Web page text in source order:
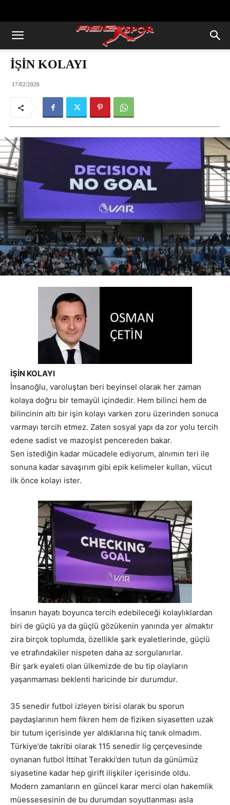
İŞİN KOLAYI
17/02/2020
İŞİN KOLAYI
İnsanoğlu, varoluştan beri beyinsel olarak her zaman
kolaya doğru bir temayül içindedir. Hem bilinci hem de
bilincinin altı bir işin kolayı varken zoru üzerinden sonuca
varmayı tercih etmez. Zaten sosyal yapı da zor yolu tercih
edene sadist ve mazoşist pencereden bakar.
Sen istediğin kadar mücadele ediyorum, alnımın teri ile
sonuna kadar savaşırım gibi epik kelimeler kullan, vücut
ilk önce kolayı ister.
İnsanın hayatı boyunca tercih edebileceği kolaylıklardan
biri de güçlü ya da güçlü gözükenin yanında yer almaktır
zira birçok toplumda, özellikle şark eyaletlerinde, güçlü
ve etrafındakiler nispeten daha az sorgulanırlar.
Bir şark eyaleti olan ülkemizde de bu tip olayların
yaşanmaması beklenti haricinde bir durumdur.
35 senedir futbol izleyen birisi olarak bu sporun
paydaşlarının hem fikren hem de fiziken siyasetten uzak
bir tutum içerisinde yer aldıklarına hiç tanık olmadım.
Türkiye’de takribi olarak 115 senedir lig çerçevesinde
oynanan futbol İttihat Terakki’den tutun da günümüz
siyasetine kadar hep girift ilişkiler içerisinde oldu.
Modern zamanların en güncel karar merci olan hakemlik
müessesesinin de bu durumdan soyutlanması asla